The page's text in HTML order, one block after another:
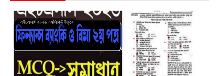
এইচএসসি ২০২৬ এমসিকিউ উত্তর